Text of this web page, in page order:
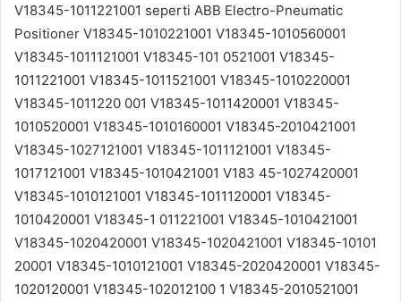
V18345-1011221001 seperti ABB Electro-Pneumatic
Positioner V18345-1010221001 V18345-1010560001
V18345-1011121001 V18345-101 0521001 V18345-
1011221001 V18345-1011521001 V18345-1010220001
V18345-1011220 001 V18345-1011420001 V18345-
1010520001 V18345-1010160001 V18345-2010421001
V18345-1027121001 V18345-1011121001 V18345-
1017121001 V18345-1010421001 V183 45-1027420001
V18345-1010121001 V18345-1011120001 V18345-
1010420001 V18345-1 011221001 V18345-1010421001
V18345-1020420001 V18345-1020421001 V18345-10101
20001 V18345-1010121001 V18345-2020420001 V18345-
1020120001 V18345-102012100 1 V18345-2010521001